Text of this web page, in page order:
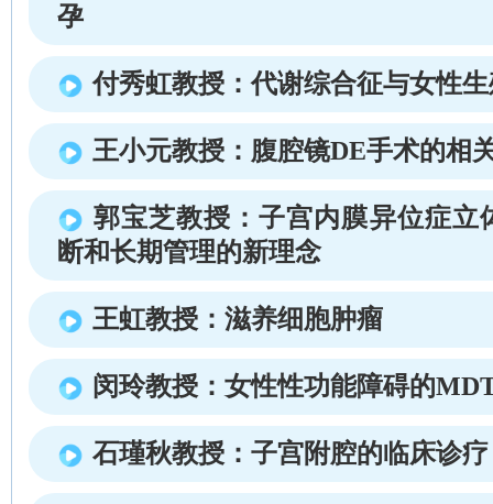
孕
付秀虹教授：代谢综合征与女性
王小元教授：腹腔镜DE手术的相
郭宝芝教授：子宫内膜异位症立
断和长期管理的新理念
王虹教授：滋养细胞肿瘤
闵玲教授：女性性功能障碍的
石瑾秋教授：子宫附腔的临床诊疗